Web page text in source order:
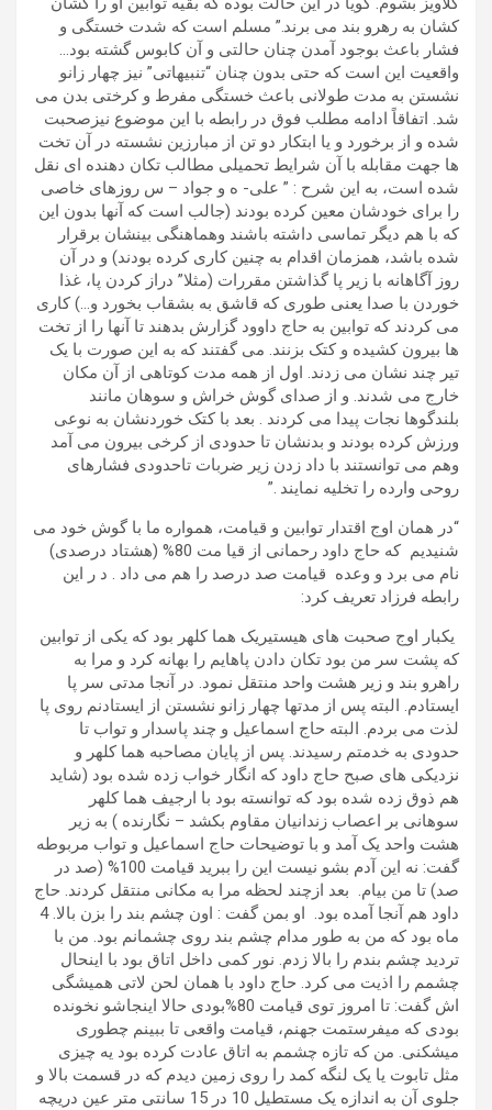
کشان به رهرو بند می برند.” مسلم است که شدت خستگی و
فشار باعث بوجود آمدن چنان حالتی و آن کابوس گشته بود…
واقعیت این است که حتی بدون چنان “تنبیهاتی” نیز چهار زانو
نشستن به مدت طولانی باعث خستگی مفرط و کرختی بدن می
شد. اتفاقاً ادامه مطلب فوق در رابطه با این موضوع نیزصحبت
شده و از برخورد و یا ابتکار دو تن از مبارزین نشسته در آن تخت
ها جهت مقابله با آن شرایط تحمیلی مطالب تکان دهنده ای نقل
شده است، به این شرح : ” علی- ه و جواد – س روزهای خاصی
را برای خودشان معین کرده بودند (جالب است که آنها بدون این
که با هم دیگر تماسی داشته باشند وهماهنگی بینشان برقرار
شده باشد، همزمان اقدام به چنین کاری کرده بودند) و در آن
روز آگاهانه با زیر پا گذاشتن مقررات (مثلا” دراز کردن پا، غذا
خوردن با صدا یعنی طوری که قاشق به بشقاب بخورد و…) کاری
می کردند که توابین به حاج داوود گزارش بدهند تا آنها را از تخت
ها بیرون کشیده و کتک بزنند. می گفتند که به این صورت با یک
تیر چند نشان می زدند. اول از همه مدت کوتاهی از آن مکان
خارج می شدند. و از صدای گوش خراش و سوهان مانند
بلندگوها نجات پیدا می کردند . بعد با کتک خوردنشان به نوعی
ورزش کرده بودند و بدنشان تا حدودی از کرخی بیرون می آمد
وهم می توانستند با داد زدن زیر ضربات تاحدودی فشارهای
روحی وارده را تخلیه نمایند .”
“در همان اوج اقتدار توابین و قیامت، همواره ما با گوش خود می
شنیدیم که حاج داود رحمانی از قیا مت 80% (هشتاد درصدی)
نام می برد و وعده قیامت صد درصد را هم می داد . د ر این
رابطه فرزاد تعریف کرد:
یکبار اوج صحبت های هیستیریک هما کلهر بود که یکی از توابین
که پشت سر من بود تکان دادن پاهایم را بهانه کرد و مرا به
راهرو بند و زیر هشت واحد منتقل نمود. در آنجا مدتی سر پا
ایستادم. البته پس از مدتها چهار زانو نشستن از ایستادنم روی پا
لذت می بردم. البته حاج اسماعیل و چند پاسدار و تواب تا
حدودی به خدمتم رسیدند. پس از پایان مصاحبه هما کلهر و
نزدیکی های صبح حاج داود که انگار خواب زده شده بود (شاید
هم ذوق زده شده بود که توانسته بود با ارجیف هما کلهر
سوهانی بر اعصاب زندانیان مقاوم بکشد – نگارنده ) به زیر
هشت واحد یک آمد و با توضیحات حاج اسماعیل و تواب مربوطه
گفت: نه این آدم بشو نیست این را ببرید قیامت 100% (صد در
صد) تا من بیام. بعد ازچند لحظه مرا به مکانی منتقل کردند. حاج
داود هم آنجا آمده بود. او بمن گفت : اون چشم بند را بزن بالا. 4
ماه بود که من به طور مدام چشم بند روی چشمانم بود. من با
تردید چشم بندم را بالا زدم. نور کمی داخل اتاق بود با اینحال
چشمم را اذیت می کرد. حاج داود با همان لحن لاتی همیشگی
اش گفت: تا امروز توی قیامت 80%بودی حالا اینجاشو نخونده
بودی که میفرستمت جهنم، قیامت واقعی تا ببینم چطوری
میشکنی. من که تازه چشمم به اتاق عادت کرده بود یه چیزی
مثل تابوت یا یک لنگه کمد را روی زمین دیدم که در قسمت بالا و
جلوی آن به اندازه یک مستطیل 10 در 15 سانتی متر عین دریچه